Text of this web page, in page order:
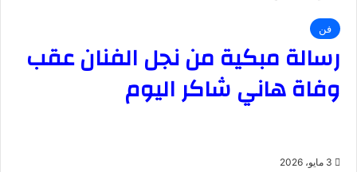
فن
رسالة مبكية من نجل الفنان عقب
وفاة هاني شاكر اليوم
3 مايو، 2026